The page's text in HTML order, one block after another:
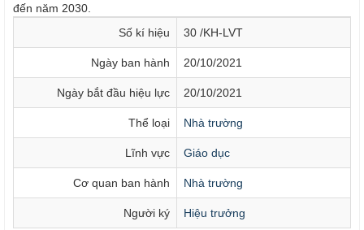
đến năm 2030.
Số kí hiệu
30 /KH-LVT
Ngày ban hành 20/10/2021
Ngày bắt đầu hiệu lực 20/10/2021
Thể loại Nhà trường
Lĩnh vực Giáo dục
Cơ quan ban hành Nhà trường
Người ký Hiệu trưởng